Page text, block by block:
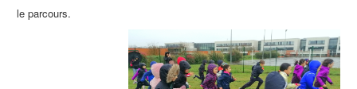
le parcours.